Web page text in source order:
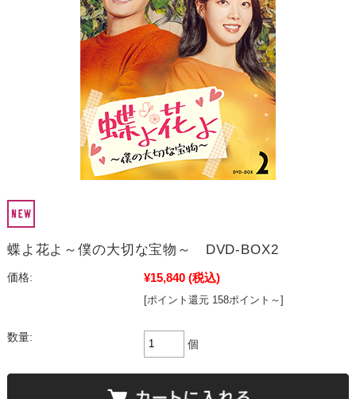
蝶よ花よ～僕の大切な宝物～ DVD-BOX2
価格: ¥15,840 (税込)
[ポイント還元 158ポイント～]
数量:
個